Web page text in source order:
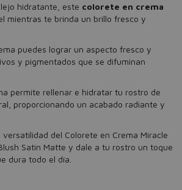
hidratante, este colorete en crema
mientras te brinda un brillo fresco y
puedes lograr un aspecto fresco y
y pigmentados que se difuminan
permite rellenar e hidratar tu rostro de
proporcionando un acabado radiante y
del Colorete en Crema Miracle
Satin Matte y dale a tu rostro un toque
dura todo el día.